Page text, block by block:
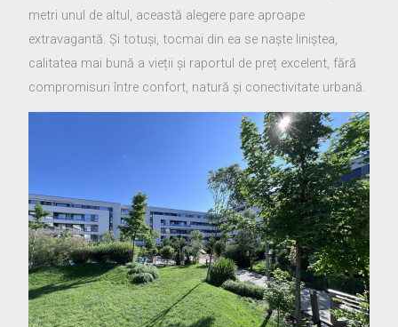
metri unul de altul, această alegere pare aproape
extravagantă. Și totuși, tocmai din ea se naște liniștea,
calitatea mai bună a vieții și raportul de preț excelent, fără
compromisuri între confort, natură și conectivitate urbană.